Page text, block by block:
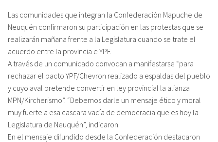
Las comunidades que integran la Confederación Mapuche de
Neuquén confirmaron su participación en las protestas que se
realizarán mañana frente a la Legislatura cuando se trate el
acuerdo entre la provincia e YPF.
A través de un comunicado convocan a manifestarse “para
rechazar el pacto YPF/Chevron realizado a espaldas del pueblo
y cuyo aval pretende convertir en ley provincial la alianza
MPN/Kircherismo”. “Debemos darle un mensaje ético y moral
muy fuerte a esa cascara vacía de democracia que es hoy la
Legislatura de Neuquén”, indicaron.
En el mensaje difundido desde la Confederación destacaron